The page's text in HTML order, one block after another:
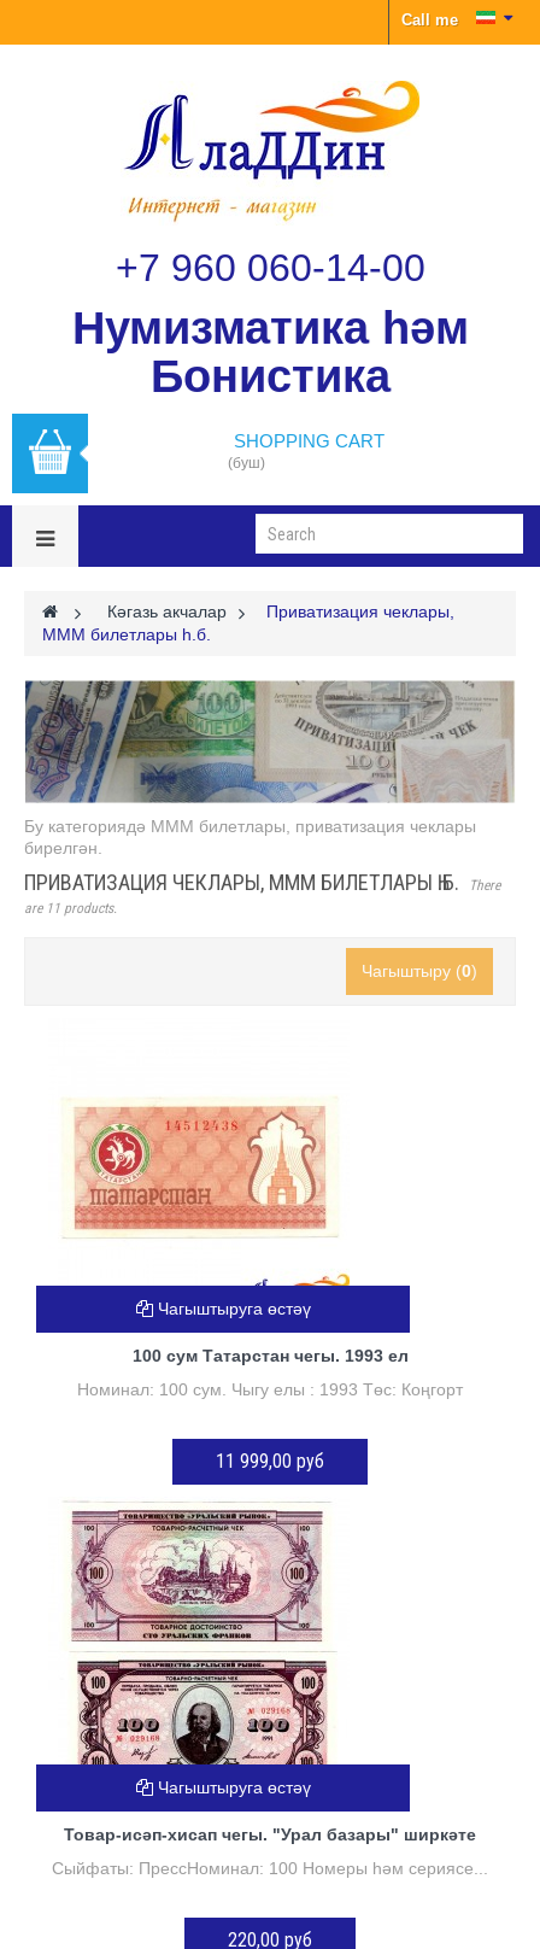
Call me
+7 960 060-14-00
Нумизматика һәм
Бонистика
SHOPPING CART
(буш)
> Кәгазь акчалар >
Приватизация чеклары,
МММ билетлары һ.б.
Бу категориядә МММ билетлары приватизация чеклары
бирелгән.
ПРИВАТИЗАЦИЯ ЧЕКЛАРЫ, МММ БИЛЕТЛАРЫ Һ.Б.
There
are 11 products.
Чагыштыру (0)
100 сум Татарстан чегы. 1993 ел
Номинал: 100 сум. Чыгу елы : 1993 Төс: Коңгорт
11 999,00 руб
КӘРҖИНГӘ ӨСТӘҮ
Чагыштыруга өстәү
Товар-исәп-хисап чегы. "Урал базары" ширкәте
Сыйфаты: ПрессНоминал: 100 Номеры һәм сериясе...
220,00 руб
Чагыштыруга өстәү